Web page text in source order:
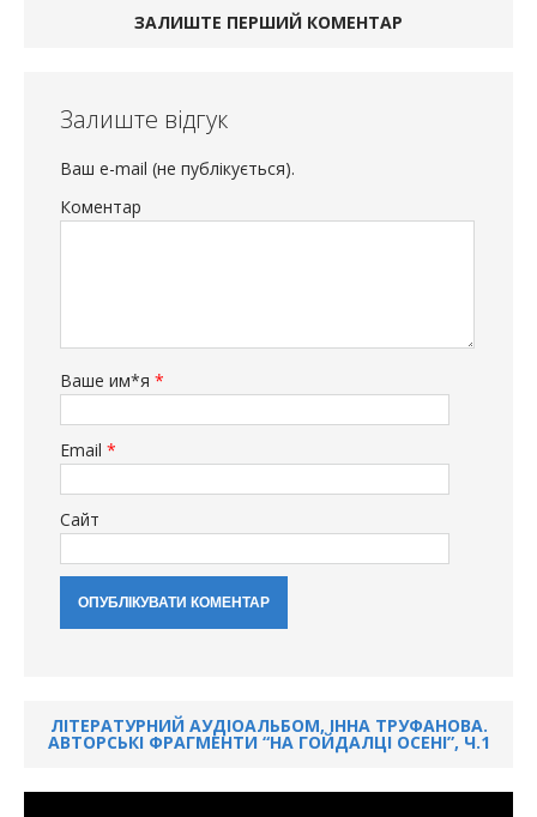
ЗАЛИШТЕ ПЕРШИЙ КОМЕНТАР
Залиште відгук
Ваш e-mail (не публікується).
Коментар
Ваше им*я *
Email *
Сайт
ЛІТЕРАТУРНИЙ АУДІОАЛЬБОМ, ІННА ТРУФАНОВА.
АВТОРСЬКІ ФРАГМЕНТИ “НА ГОЙДАЛЦІ ОСЕНІ”, Ч.1